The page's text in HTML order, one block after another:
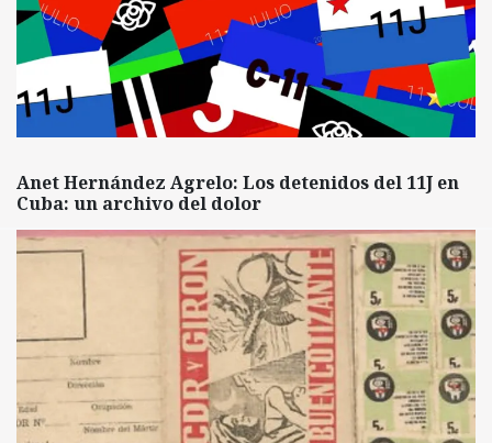
Anet Hernández Agrelo: Los detenidos del 11J en
Cuba: un archivo del dolor